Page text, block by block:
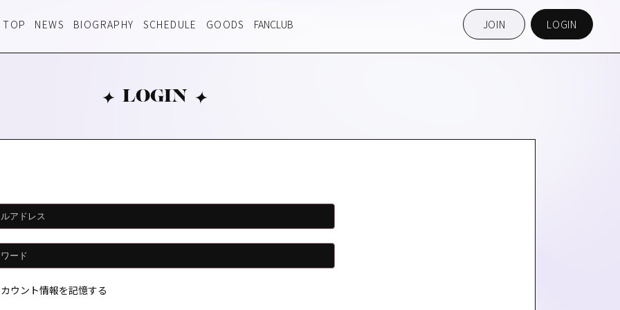
TOP NEWS BIOGRAPHY SCHEDULE GOODS FANCLUB JOIN LOGIN
LOGIN
ウント情報を記憶する